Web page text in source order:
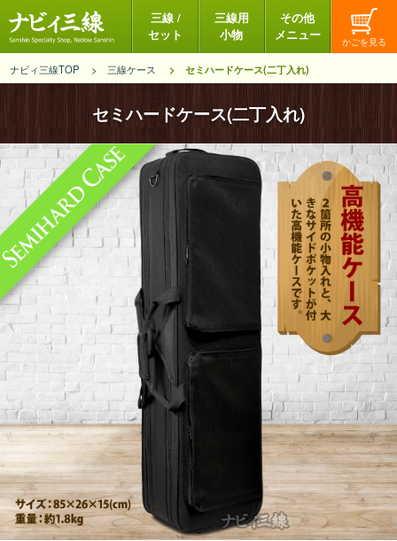
三線 /
セット
三線用
小物
その他
メニュー
ナビィ三線TOP 三線ケース セミハードケース(二丁入れ)
セミハードケース(二丁入れ)